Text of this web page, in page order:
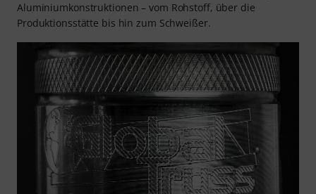
Aluminiumkonstruktionen – vom Rohstoff, über die
Produktionsstätte bis hin zum Schweißer.